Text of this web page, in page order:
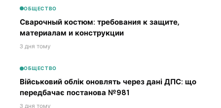
ОБЩЕСТВО
Сварочный костюм: требования к защите,
материалам и конструкции
3 дня тому
ОБЩЕСТВО
Військовий облік оновлять через дані ДПС: що
передбачає постанова №981
3 дня тому